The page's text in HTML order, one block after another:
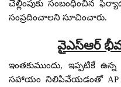
చెల్లింపుకు సంబంధించిన
సంప్రదించాలని సూచించారు.
వైఎస్ఆర్
ఇంతకుముందు, ఇప్పటికే
సహాయం నిలిపివేయడంతో AP